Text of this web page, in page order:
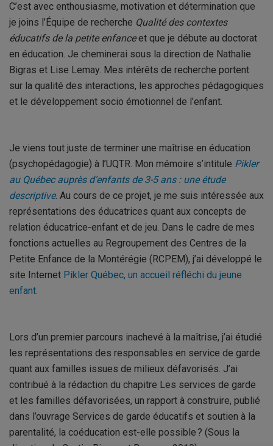
C’est avec enthousiasme, motivation et détermination que
je joins l’Équipe de recherche Qualité des contextes
éducatifs de la petite enfanceet que je débute au doctorat
en éducation. Je cheminerai sous la direction de Nathalie
Bigras et Lise Lemay. Mes intérêts de recherche portent
sur la qualité des interactions, les approches pédagogiques
et le développement socio émotionnel de l’enfant.
Je viens tout juste de terminer une maîtrise en éducation
(psychopédagogie) à l’UQTR. Mon mémoire s’intitule Pikler
au Québec auprès d’enfants de 3-5 ans : une étude
descriptive. Au cours de ce projet, je me suis intéressée aux
représentations des éducatrices quant aux concepts de
relation éducatrice-enfant et de jeu. Dans le cadre de mes
fonctions actuelles au Regroupement des Centres de la
Petite Enfance de la Montérégie (RCPEM), j’ai développé le
site Internet Pikler Québec, un accueil réfléchi du jeune
enfant.
Lors d’un premier parcours inachevé à la maîtrise, j’ai étudié
les représentations des responsables en service de garde
quant aux familles issues de milieux défavorisés. J’ai
contribué à la rédaction du chapitre Les services de garde
et les familles défavorisées, un rapport à construire, publié
dans l’ouvrage Services de garde éducatifs et soutien à la
parentalité, la coéducation est-elle possible ? (Sous la